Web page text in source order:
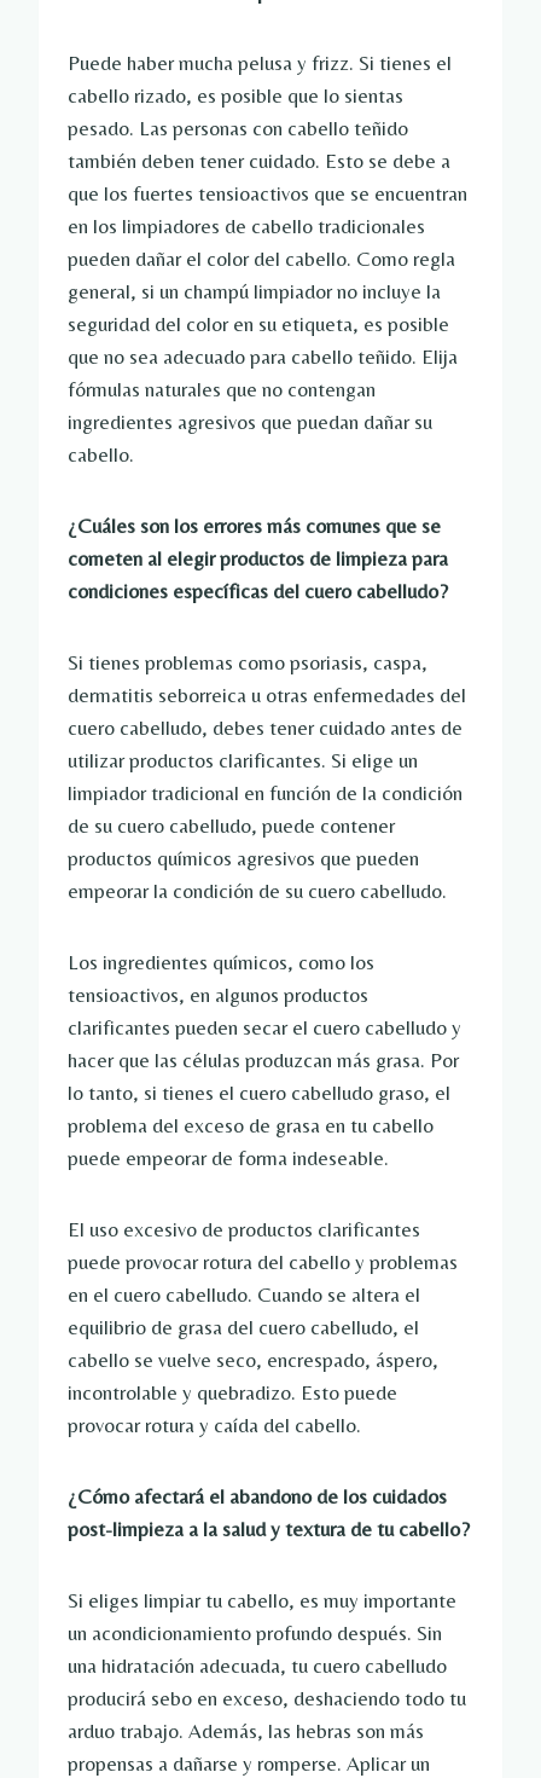
Puede haber mucha pelusa y frizz. Si tienes el
cabello rizado, es posible que lo sientas
pesado. Las personas con cabello teñido
también deben tener cuidado. Esto se debe a
que los fuertes tensioactivos que se encuentran
en los limpiadores de cabello tradicionales
pueden dañar el color del cabello. Como regla
general, si un champú limpiador no incluye la
seguridad del color en su etiqueta, es posible
que no sea adecuado para cabello teñido. Elija
fórmulas naturales que no contengan
ingredientes agresivos que puedan dañar su
cabello.
¿Cuáles son los errores más comunes que se
cometen al elegir productos de limpieza para
condiciones específicas del cuero cabelludo?
Si tienes problemas como psoriasis, caspa,
dermatitis seborreica u otras enfermedades del
cuero cabelludo, debes tener cuidado antes de
utilizar productos clarificantes. Si elige un
limpiador tradicional en función de la condición
de su cuero cabelludo, puede contener
productos químicos agresivos que pueden
empeorar la condición de su cuero cabelludo.
Los ingredientes químicos, como los
tensioactivos, en algunos productos
clarificantes pueden secar el cuero cabelludo y
hacer que las células produzcan más grasa. Por
lo tanto, si tienes el cuero cabelludo graso, el
problema del exceso de grasa en tu cabello
puede empeorar de forma indeseable.
El uso excesivo de productos clarificantes
puede provocar rotura del cabello y problemas
en el cuero cabelludo. Cuando se altera el
equilibrio de grasa del cuero cabelludo, el
cabello se vuelve seco, encrespado, áspero,
incontrolable y quebradizo. Esto puede
provocar rotura y caída del cabello.
¿Cómo afectará el abandono de los cuidados
post-limpieza a la salud y textura de tu cabello?
Si eliges limpiar tu cabello, es muy importante
un acondicionamiento profundo después. Sin
una hidratación adecuada, tu cuero cabelludo
producirá sebo en exceso, deshaciendo todo tu
arduo trabajo. Además, las hebras son más
propensas a dañarse y romperse. Aplicar un